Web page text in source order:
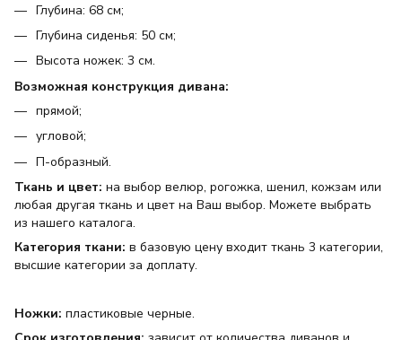
Глубина: 68 см;
Глубина сиденья: 50 см;
Высота ножек: 3 см.
Возможная конструкция дивана:
прямой;
угловой;
П-образный.
Ткань и цвет: на выбор велюр, рогожка, шенил, кожзам или
любая другая ткань и цвет на Ваш выбор. Можете выбрать
из нашего каталога.
Категория ткани: в базовую цену входит ткань 3 категории,
высшие категории за доплату.
Ножки: пластиковые черные.